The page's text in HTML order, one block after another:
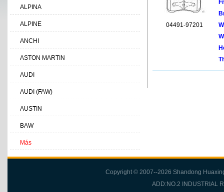
04491-97201
ALPINA
ALPINE
ANCHI
ASTON MARTIN
AUDI
AUDI (FAW)
AUSTIN
BAW
Más
Copyright © 2007--2026 Shandong
ADD:NO.2 INDUSTRIAL